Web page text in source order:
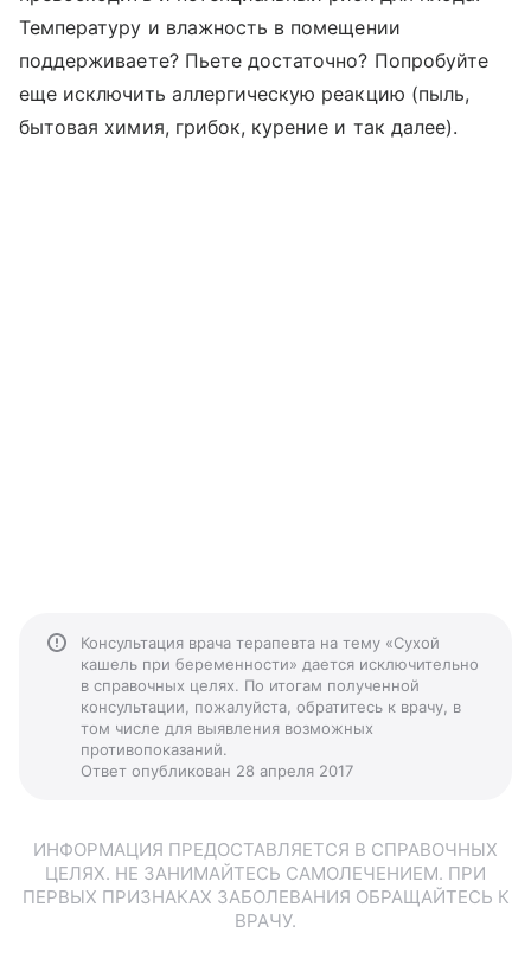
Температуру и влажность в помещении
поддерживаете? Пьете достаточно? Попробуйте
еще исключить аллергическую реакцию (пыль,
бытовая химия, грибок, курение и так далее).
Консультация врача терапевта на тему «Сухой
кашель при беременности» дается исключительно
в справочных целях. По итогам полученной
консультации, пожалуйста, обратитесь к врачу, в
том числе для выявления возможных
противопоказаний.
Ответ опубликован 28 апреля 2017
ИНФОРМАЦИЯ ПРЕДОСТАВЛЯЕТСЯ В СПРАВОЧНЫХ
ЦЕЛЯХ. НЕ ЗАНИМАЙТЕСЬ САМОЛЕЧЕНИЕМ. ПРИ
ПЕРВЫХ ПРИЗНАКАХ ЗАБОЛЕВАНИЯ ОБРАЩАЙТЕСЬ К
ВРАЧУ.